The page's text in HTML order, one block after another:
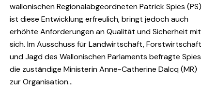
wallonischen Regionalabgeordneten Patrick Spies (PS)
ist diese Entwicklung erfreulich, bringt jedoch auch
erhöhte Anforderungen an Qualität und Sicherheit mit
sich. Im Ausschuss für Landwirtschaft, Forstwirtschaft
und Jagd des Wallonischen Parlaments befragte Spies
die zuständige Ministerin Anne-Catherine Dalcq (MR)
zur Organisation…